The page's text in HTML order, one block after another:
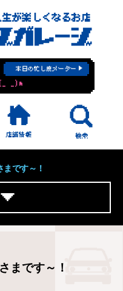
本日の忙し度メーター
_)m
です～！
まです～！